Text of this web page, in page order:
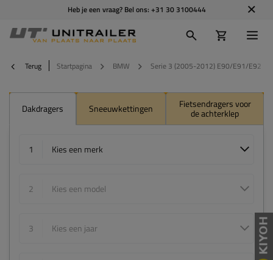
Heb je een vraag? Bel ons: +31 30 3100444
Terug Startpagina BMW Serie 3 (2005-2012) E90/E91/E92
Dakdragers Sneeuwkettingen Fietsendragers voor
de achterklep
1 Kies een merk
2 Kies een model
3 Kies een jaar